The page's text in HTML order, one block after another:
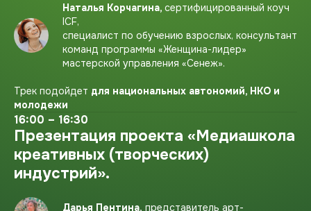
Наталья Корчагина, сертифицированный коуч
ICF,
специалист по обучению взрослых, консультант
команд программы «Женщина-лидер»
мастерской управления «Сенеж».
Трек подойдет для национальных автономий, НКО и
молодежи
16:00 – 16:30
Презентация проекта «Медиашкола
креативных (творческих)
индустрий».
Дарья Пентина, представитель арт-